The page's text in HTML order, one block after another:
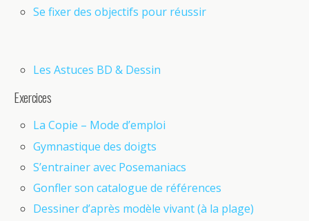
Se fixer des objectifs pour réussir
Les Astuces BD & Dessin
Exercices
La Copie – Mode d’emploi
Gymnastique des doigts
S’entrainer avec Posemaniacs
Gonfler son catalogue de références
Dessiner d’après modèle vivant (à la plage)